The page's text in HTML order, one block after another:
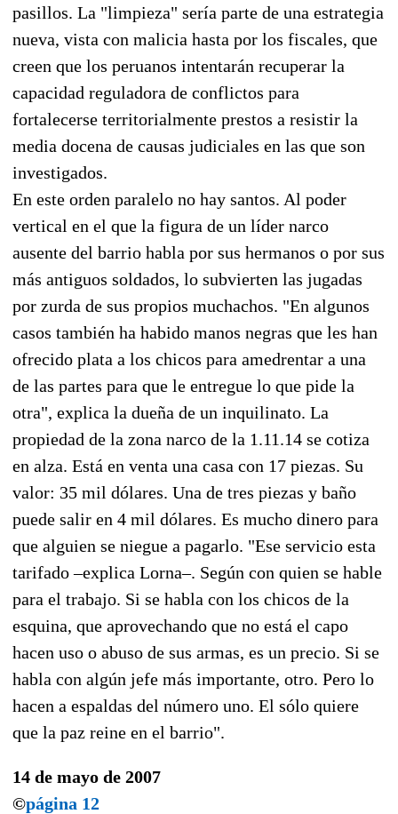
pasillos. La "limpieza" sería parte de una estrategia
nueva, vista con malicia hasta por los fiscales, que
creen que los peruanos intentarán recuperar la
capacidad reguladora de conflictos para
fortalecerse territorialmente prestos a resistir la
media docena de causas judiciales en las que son
investigados.
En este orden paralelo no hay santos. Al poder
vertical en el que la figura de un líder narco
ausente del barrio habla por sus hermanos o por sus
más antiguos soldados, lo subvierten las jugadas
por zurda de sus propios muchachos. "En algunos
casos también ha habido manos negras que les han
ofrecido plata a los chicos para amedrentar a una
de las partes para que le entregue lo que pide la
otra", explica la dueña de un inquilinato. La
propiedad de la zona narco de la 1.11.14 se cotiza
en alza. Está en venta una casa con 17 piezas. Su
valor: 35 mil dólares. Una de tres piezas y baño
puede salir en 4 mil dólares. Es mucho dinero para
que alguien se niegue a pagarlo. "Ese servicio esta
tarifado –explica Lorna–. Según con quien se hable
para el trabajo. Si se habla con los chicos de la
esquina, que aprovechando que no está el capo
hacen uso o abuso de sus armas, es un precio. Si se
habla con algún jefe más importante, otro. Pero lo
hacen a espaldas del número uno. El sólo quiere
que la paz reine en el barrio".
14 de mayo de 2007
©página 12